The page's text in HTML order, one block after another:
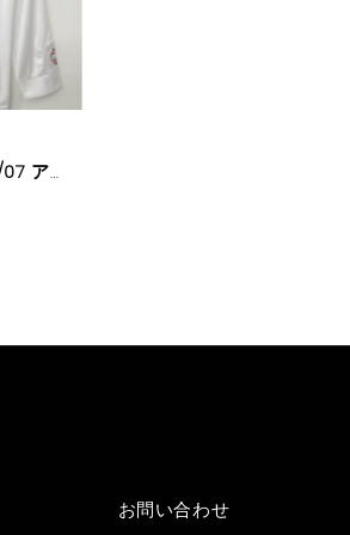
ac ミラン ユニフォーム 06/07 アウェイ ヴィンテージバージョン 长袖
お問い合わせ